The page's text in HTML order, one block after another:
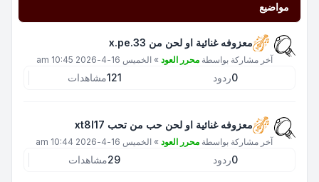
مواضيع
معزوفه غنائية او لحن من x.pe.33
آخر مشاركة بواسطة محرر العود » الخميس 16-4-2026 10:45 am
0ردود 121مشاهدات
معزوفه غنائية او لحن حب من تحب xt8l17
آخر مشاركة بواسطة محرر العود » الخميس 16-4-2026 10:44 am
0ردود 29مشاهدات